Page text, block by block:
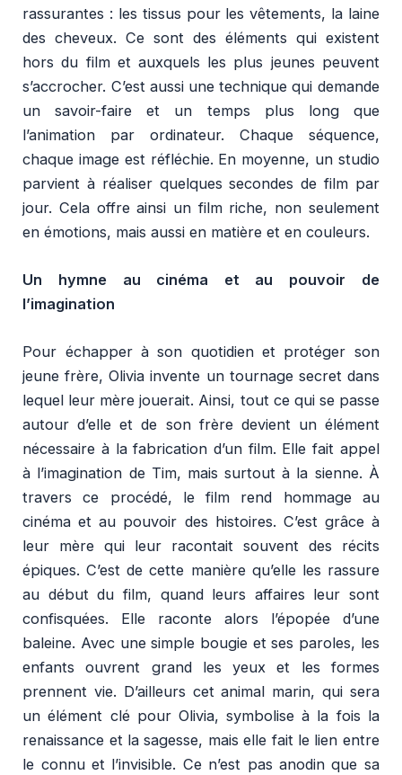
rassurantes : les tissus pour les vêtements, la laine
des cheveux. Ce sont des éléments qui existent
hors du film et auxquels les plus jeunes peuvent
s’accrocher. C’est aussi une technique qui demande
un savoir-faire et un temps plus long que
l’animation par ordinateur. Chaque séquence,
chaque image est réfléchie. En moyenne, un studio
parvient à réaliser quelques secondes de film par
jour. Cela offre ainsi un film riche, non seulement
en émotions, mais aussi en matière et en couleurs.
Un hymne au cinéma et au pouvoir de
l’imagination
Pour échapper à son quotidien et protéger son
jeune frère, Olivia invente un tournage secret dans
lequel leur mère jouerait. Ainsi, tout ce qui se passe
autour d’elle et de son frère devient un élément
nécessaire à la fabrication d’un film. Elle fait appel
à l’imagination de Tim, mais surtout à la sienne. À
travers ce procédé, le film rend hommage au
cinéma et au pouvoir des histoires. C’est grâce à
leur mère qui leur racontait souvent des récits
épiques. C’est de cette manière qu’elle les rassure
au début du film, quand leurs affaires leur sont
confisquées. Elle raconte alors l’épopée d’une
baleine. Avec une simple bougie et ses paroles, les
enfants ouvrent grand les yeux et les formes
prennent vie. D’ailleurs cet animal marin, qui sera
un élément clé pour Olivia, symbolise à la fois la
renaissance et la sagesse, mais elle fait le lien entre
le connu et l’invisible. Ce n’est pas anodin que sa